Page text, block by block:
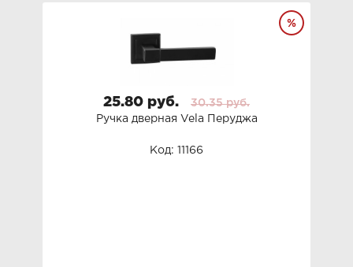
25.80 руб.
30.35 руб.
Ручка дверная Vela Перуджа
Код: 11166